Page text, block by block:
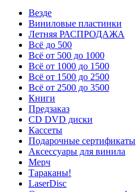
Везде
Виниловые пластинки
Летняя РАСПРОДАЖА
Всё до 500
Всё от 500 до 1000
Всё от 1000 до 1500
Всё от 1500 до 2500
Всё от 2500 до 3500
Книги
Предзаказ
CD DVD диски
Кассеты
Подарочные сертификаты
Аксессуары для винила
Мерч
Тараканы!
LaserDisc